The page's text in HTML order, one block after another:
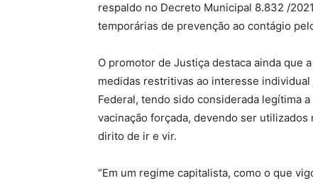
respaldo no Decreto Municipal 8.832 /
temporárias de prevenção ao contágio
O promotor de Justiça destaca ainda que
medidas restritivas ao interesse
Federal, tendo sido considerada legítima
vacinação forçada, devendo ser
dirito de ir e vir.
“Em um regime capitalista, como o que